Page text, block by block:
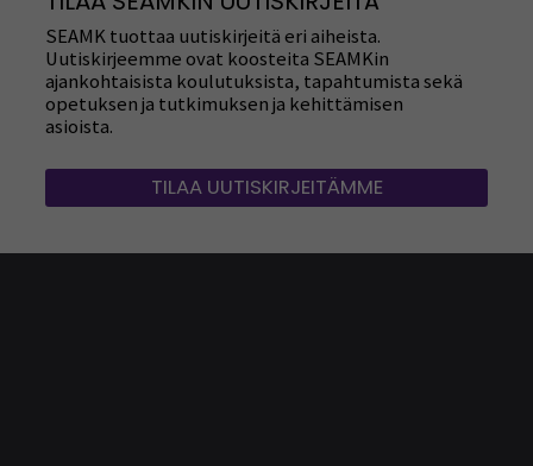
SEAMK tuottaa uutiskirjeitä eri aiheista.
Uutiskirjeemme ovat koosteita SEAMKin
ajankohtaisista koulutuksista, tapahtumista sekä
opetuksen ja tutkimuksen ja kehittämisen
asioista.
TILAA UUTISKIRJEITÄMME